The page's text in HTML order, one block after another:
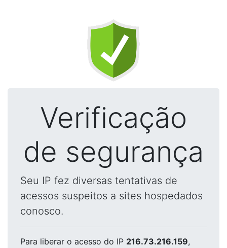
Verificação
de segurança
Seu IP fez diversas tentativas de
acessos suspeitos a sites hospedados
conosco.
Para liberar o acesso do IP 216.73.216.159,